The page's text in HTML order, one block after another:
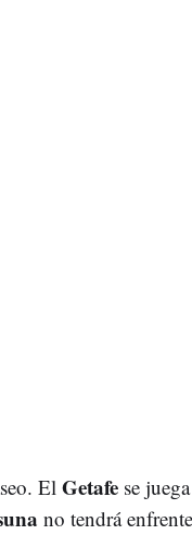
El Getafese
no tendrá